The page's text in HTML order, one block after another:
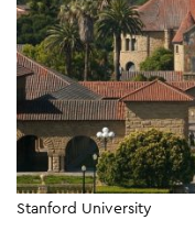
Stanford University